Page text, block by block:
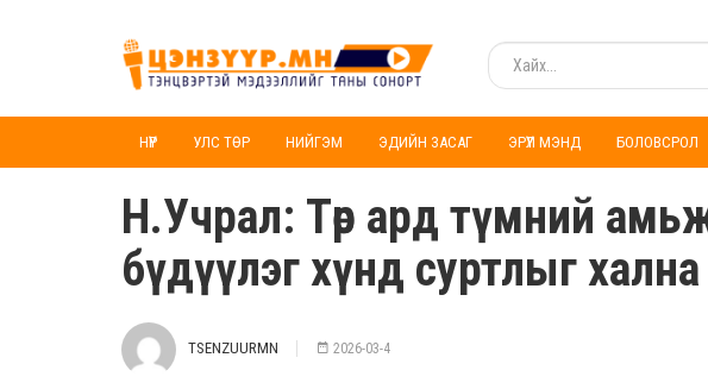
НҮҮР УЛС ТӨР НИЙГЭМ ЭДИЙН ЗАСАГ ЭРҮҮЛ МЭНД БОЛОВСРОЛ
Н.Учрал: Төр ард түмний
бүдүүлэг хүнд суртлыг хална
TSENZUURMN 2026-03-4